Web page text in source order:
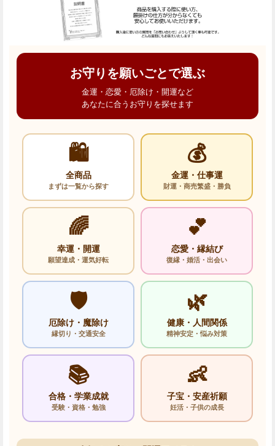
お守りを願いごとで選ぶ
金運・恋愛・厄除け・開運など
あなたに合うお守りを探せます
🛍️
全商品
まずは一覧から探す
💰
金運・仕事運
財運・商売繁盛・勝負
🌈
幸運・開運
願望達成・運気好転
💕
恋愛・縁結び
復縁・婚活・出会い
🛡️
厄除け・魔除け
縁切り・交通安全
🌿
健康・人間関係
精神安定・悩み対策
📚
合格・学業成就
受験・資格・勉強
👶
子宝・安産祈願
妊活・子供の成長